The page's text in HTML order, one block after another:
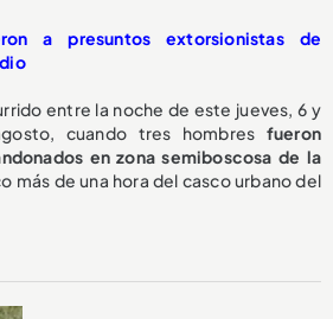
a presuntos extorsionistas de
entre la noche de este jueves, 6 y
cuando tres hombres fueron
en zona semiboscosa de la
más de una hora del casco urbano del